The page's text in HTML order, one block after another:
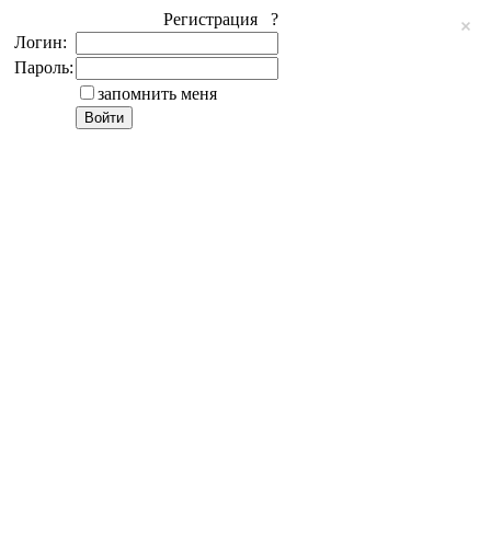
Регистрация ?
Логин:
Пароль:
запомнить меня